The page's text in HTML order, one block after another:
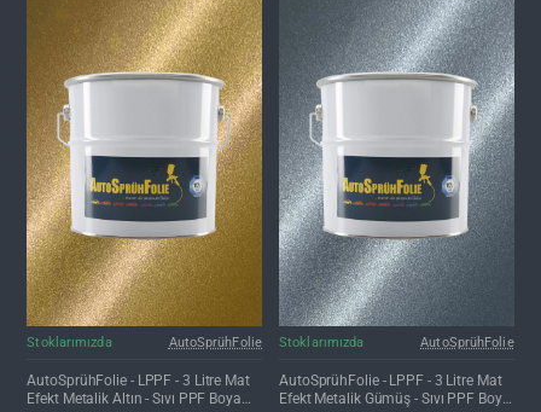
Kargo Bedava
Stoklarımızda AutoSprühFolie
AutoSprühFolie - LPPF - 3 Litre Mat
Efekt Metalik Altın - Sıvı PPF Boya
Kargo Bedava
Stoklarımızda AutoSprühFolie
AutoSprühFolie - LPPF - 3 Litre Mat
Efekt Metalik Gümüş - Sıvı PPF Boya